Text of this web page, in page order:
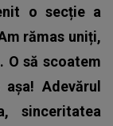
o secție a
rămas uniți,
O să scoatem
Adevărul
sinceritatea